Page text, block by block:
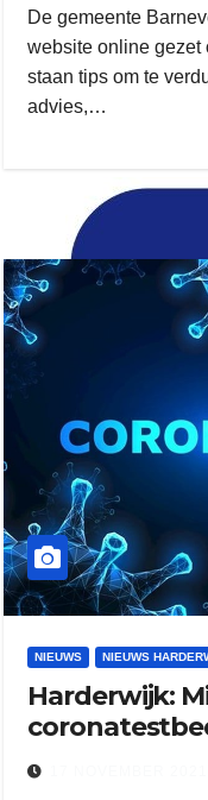
zielman
delangekortland
download onzze
De gemeente
website online gezet
staan tips om te
advies,…
NIEUWS NIEUWS
Harderwijk: